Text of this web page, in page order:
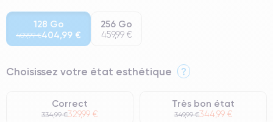
128 Go
409,99 €404,99 €
256 Go
459,99 €
Choisissez votre état esthétique ?
Correct
334,99 €329,99 €
Très bon état
349,99 €344,99 €